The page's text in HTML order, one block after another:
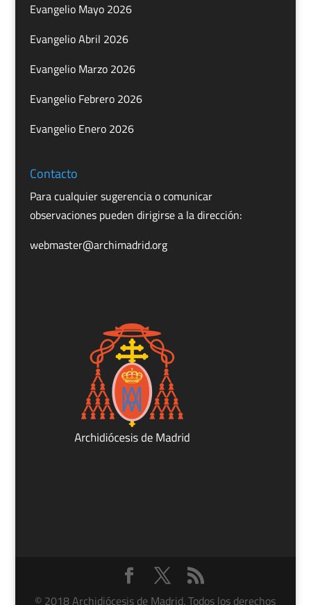
Evangelio Mayo 2026
Evangelio Abril 2026
Evangelio Marzo 2026
Evangelio Febrero 2026
Evangelio Enero 2026
Contacto
Para cualquier sugerencia o comunicar
observaciones pueden dirigirse a la dirección:
webmaster@archimadrid.org
© 2018 Archidiócesis de Madrid. Todos los derechos